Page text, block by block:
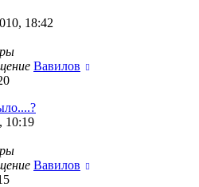
18:42
Вавилов
10:19
Вавилов